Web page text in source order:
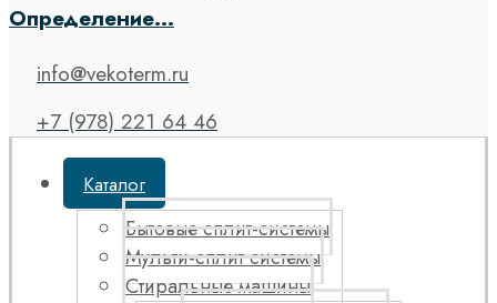
Определение...
info@vekoterm.ru
+7 (978) 221 64 46
Каталог
Бытовые сплит-системы
Мульти-сплит системы
Стиральные машины